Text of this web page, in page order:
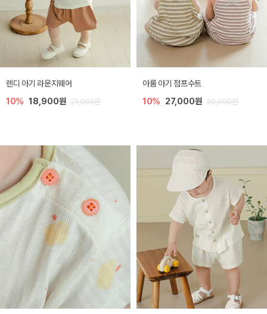
렌디 아기 라운지웨어
10% 18,900원 21,000원
아롬 아기 점프수트
10% 27,000원 30,000원